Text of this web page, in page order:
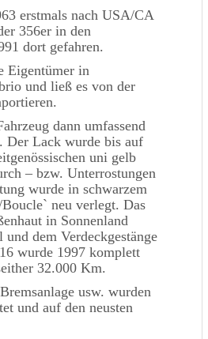
erstmals nach USA/CA
356er in den
dort gefahren.
Eigentümer in
und ließ es von der
dann umfassend
Der Lack wurde bis auf
uni gelb
– bzw. Unterrostungen
wurde in schwarzem
neu verlegt. Das
in Sonnenland
dem Verdeckgestänge
wurde 1997 komplett
32.000 Km.
usw. wurden
und auf den neusten